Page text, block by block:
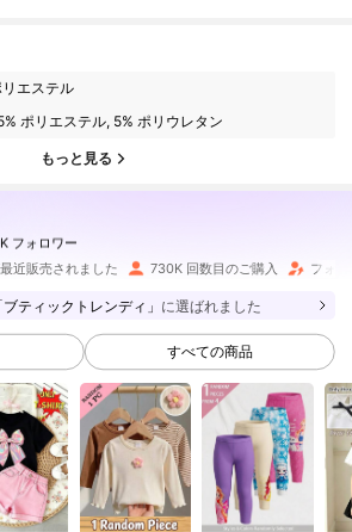
リエステル
ポリエステル, 5% ポリウレタン
もっと見る
フォロワー
前に購入しました
フォロワー
フォロワー
フォロワー
近販売されました 730K 回数目のご購入 フォ
ブティックトレンディ」 に選ばれました
すべての商品